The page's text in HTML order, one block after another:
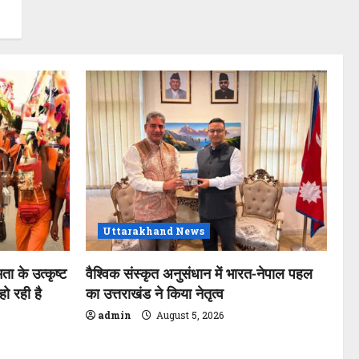
के उत्कृष्ट
रही है
Uttarakhand News
वैश्विक संस्कृत अनुसंधान में भारत-नेपाल पहल
का उत्तराखंड ने किया नेतृत्व
admin August 5, 2026